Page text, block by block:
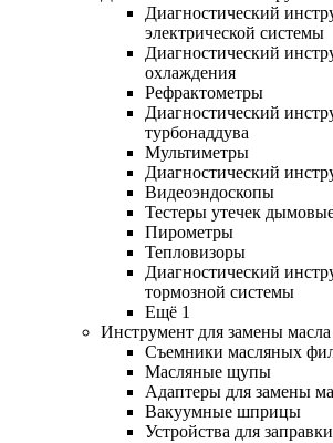
Диагностический
электрической системы
Диагностический
охлаждения
Рефрактометры
Диагностический
турбонаддува
Мультиметры
Диагностический
Видеоэндоскопы
Тестеры утечек
Пирометры
Тепловизоры
Диагностический
тормозной системы
Ещё 1
Инструмент для замены масла
Съемники масляных
Масляные щупы
Адаптеры для замены
Вакуумные шприцы
Устройства для